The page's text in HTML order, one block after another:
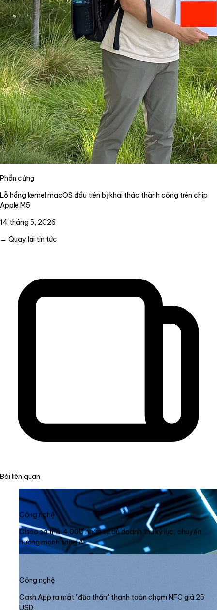
Phần cứng
Lỗ hổng kernel macOS đầu tiên bị khai thác thành công trên chip
Apple M5
14 tháng 5, 2026
← Quay lại tin tức
Bài liên quan
Công nghệ
Cisco sa thải 4.000 nhân sự dù doanh thu kỷ lục, chuyển
hướng mạnh sang AI
Công nghệ
Cash App ra mắt "đũa thần" thanh toán chạm NFC giá 25
USD